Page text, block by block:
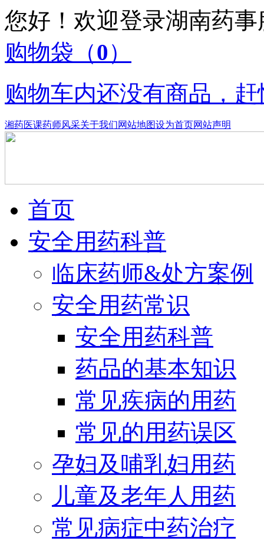
您好！欢迎登录湖南药
购物袋 （0）
购物车内还没有商品，
湘药医课药师风采关于我们网站地图设为首页网站声明
首页
安全用药科普
临床药师&处方案例
安全用药常识
安全用药科普
药品的基本知识
常见疾病的用药
常见的用药误区
孕妇及哺乳妇用药
儿童及老年人用药
常见病症中药治疗